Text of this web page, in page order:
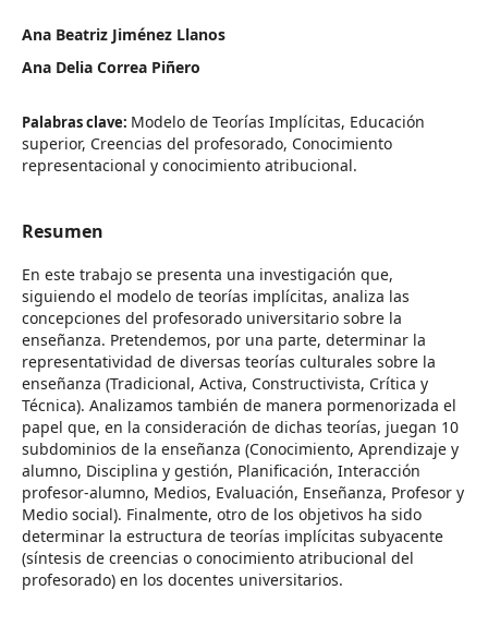
Ana Beatriz Jiménez Llanos
Ana Delia Correa Piñero
Palabras clave: Modelo de Teorías Implícitas, Educación
superior, Creencias del profesorado, Conocimiento
representacional y conocimiento atribucional.
Resumen
En este trabajo se presenta una investigación que,
siguiendo el modelo de teorías implícitas, analiza las
concepciones del profesorado universitario sobre la
enseñanza. Pretendemos, por una parte, determinar la
representatividad de diversas teorías culturales sobre la
enseñanza (Tradicional, Activa, Constructivista, Crítica y
Técnica). Analizamos también de manera pormenorizada el
papel que, en la consideración de dichas teorías, juegan 10
subdominios de la enseñanza (Conocimiento, Aprendizaje y
alumno, Disciplina y gestión, Planificación, Interacción
profesor-alumno, Medios, Evaluación, Enseñanza, Profesor y
Medio social). Finalmente, otro de los objetivos ha sido
determinar la estructura de teorías implícitas subyacente
(síntesis de creencias o conocimiento atribucional del
profesorado) en los docentes universitarios.